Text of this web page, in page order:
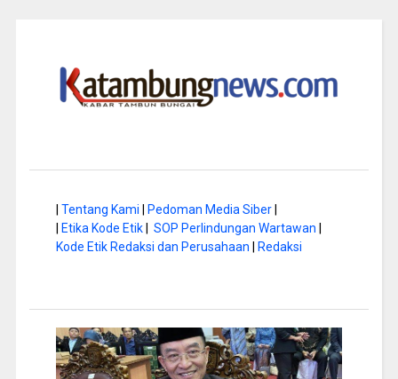
Tentang Kami Pedoman Media Siber|
Etika Kode Etik| SOP Perlindungan Wartawan
Kode Etik Redaksi dan Perusahaan
Redaksi